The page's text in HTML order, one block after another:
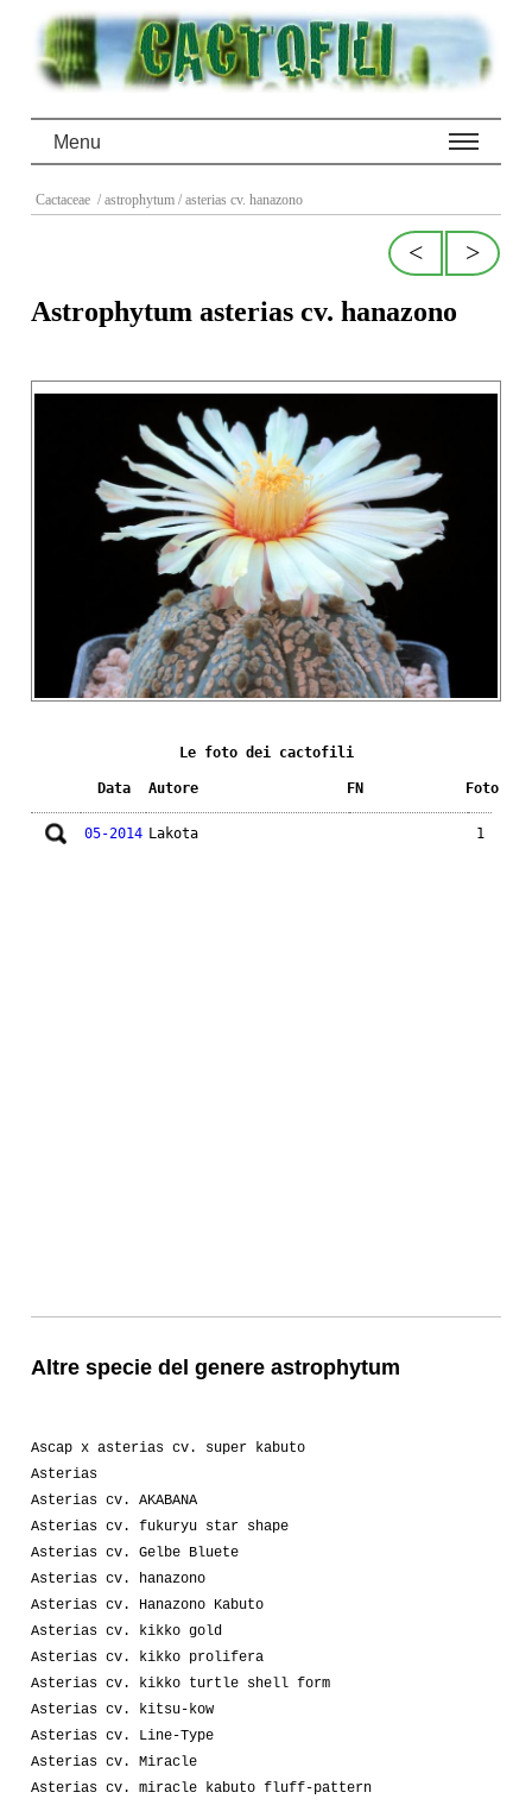
Menu
Cactaceae / astrophytum / asterias cv. hanazono
>
<
Astrophytum asterias cv. hanazono
Le foto dei cactofili
Data Autore FN Foto
05-2014 Lakota 1
Altre specie del genere astrophytum
Ascap x asterias cv. super kabuto
Asterias
Asterias cv. AKABANA
Asterias cv. fukuryu star shape
Asterias cv. Gelbe Bluete
Asterias cv. hanazono
Asterias cv. Hanazono Kabuto
Asterias cv. kikko gold
Asterias cv. kikko prolifera
Asterias cv. kikko turtle shell form
Asterias cv. kitsu-kow
Asterias cv. Line-Type
Asterias cv. Miracle
Asterias cv. miracle kabuto fluff-pattern